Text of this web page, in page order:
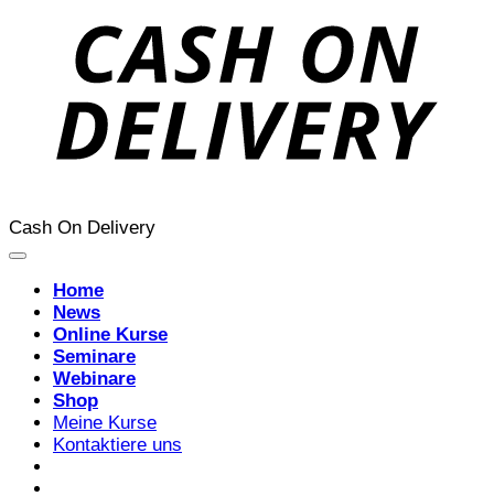
Cash On Delivery
Home
News
Online Kurse
Seminare
Webinare
Shop
Meine Kurse
Kontaktiere uns